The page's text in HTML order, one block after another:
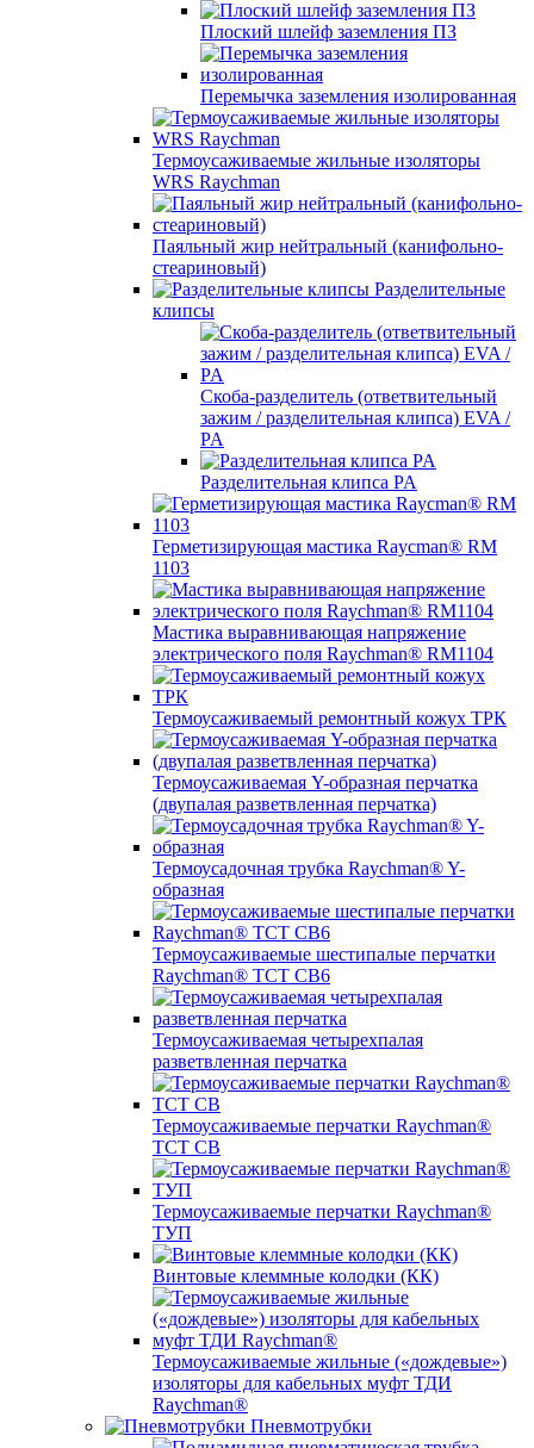
Плоский шлейф заземления ПЗ
Перемычка заземления изолированная
Термоусаживаемые жильные изоляторы
WRS Raychman
Паяльный жир нейтральный (канифольно-
стеариновый)
Разделительные
клипсы
Скоба-разделитель (ответвительный
зажим / разделительная клипса) EVA /
PA
Разделительная клипса PA
Герметизирующая мастика Raycman® RM
1103
Мастика выравнивающая напряжение
электрического поля Raychman® RM1104
Термоусаживаемый ремонтный кожух ТРК
Термоусаживаемая Y-образная перчатка
(двупалая разветвленная перчатка)
Термоусадочная трубка Raychman® Y-
образная
Термоусаживаемые шестипалые перчатки
Raychman® ТСТ СВ6
Термоусаживаемая четырехпалая
разветвленная перчатка
Термоусаживаемые перчатки Raychman®
TCT CB
Термоусаживаемые перчатки Raychman®
ТУП
Винтовые клеммные колодки (КК)
Термоусаживаемые жильные («дождевые»)
изоляторы для кабельных муфт ТДИ
Raychman®
Пневмотрубки